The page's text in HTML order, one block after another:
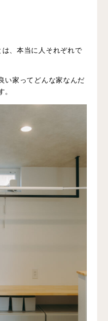
、本当に人それぞれで
い家ってどんな家なんだ
。